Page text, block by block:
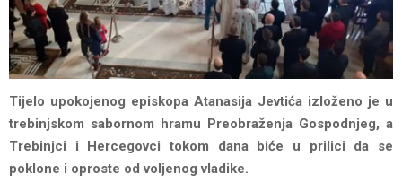
Tijelo upokojenog episkopa Atanasija Jevtića izloženo je u
trebinjskom sabornom hramu Preobraženja Gospodnjeg, a
Trebinjci i Hercegovci tokom dana biće u prilici da se
poklone i oproste od voljenog vladike.